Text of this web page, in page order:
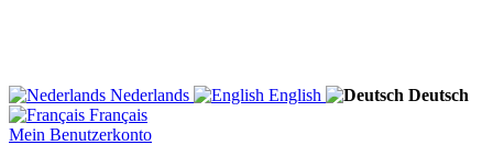
Nederlands English
Deutsch
Français
Mein Benutzerkonto